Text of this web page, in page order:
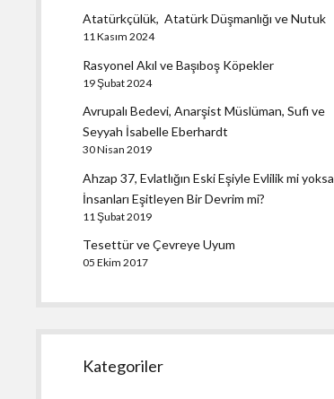
Atatürkçülük, Atatürk Düşmanlığı ve Nutuk
11 Kasım 2024
Rasyonel Akıl ve Başıboş Köpekler
19 Şubat 2024
Avrupalı Bedevi, Anarşist Müslüman, Sufi ve
Seyyah İsabelle Eberhardt
30 Nisan 2019
Ahzap 37, Evlatlığın Eski Eşiyle Evlilik mi yoksa
İnsanları Eşitleyen Bir Devrim mi?
11 Şubat 2019
Tesettür ve Çevreye Uyum
05 Ekim 2017
Kategoriler